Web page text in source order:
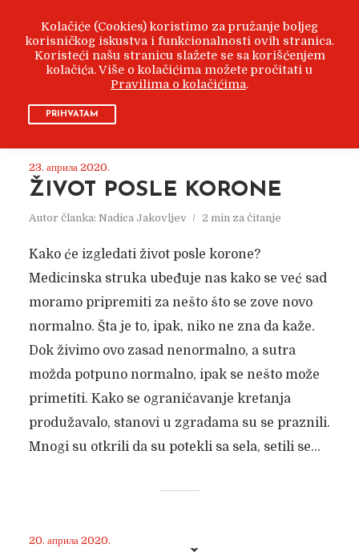
23. априла 2020.
ŽIVOT POSLE KORONE
Autor članka: Nadica Jakovljev 2 min za čitanje
Kako će izgledati život posle korone?
Medicinska struka ubeđuje nas kako se već sad
moramo pripremiti za nešto što se zove novo
normalno. Šta je to, ipak, niko ne zna da kaže.
Dok živimo ovo zasad nenormalno, a sutra
možda potpuno normalno, ipak se nešto može
primetiti. Kako se ograničavanje kretanja
produžavalo, stanovi u zgradama su se praznili.
Mnogi su otkrili da su potekli sa sela, setili se...
20. априла 2020.
Kolačiće (Cookies) koristimo za pružanje boljeg
korisničkog iskustva i funkcionalnosti ovih stranica.
Koristeći našu stranicu slažete se sa korišćenjem
kolačića. Više o kolačićima možete pročitati u
Pravilima o kolačićima.
PRIHVATAM